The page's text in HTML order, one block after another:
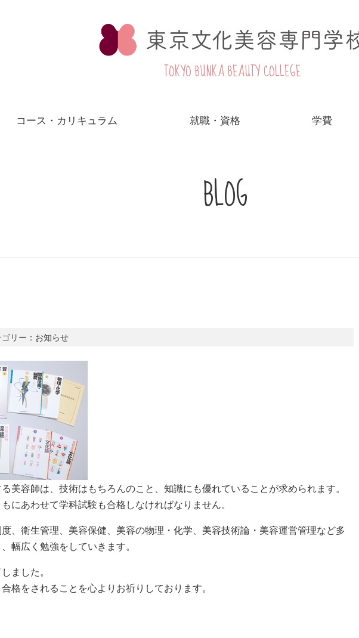
TOKYO BUNKA BEAUTY COLLEGE
コース・カリキュラム 就職・資格 学費
BLOG
リー： お知らせ
美容師は、技術はもちろんのこと、知識にも優れていることが求められます。
にあわせて学科試験も合格しなければなりません。
、衛生管理、美容保健、美容の物理・化学、美容技術論・美容運営管理など多
幅広く勉強をしていきます。
ました。
格をされることを心よりお祈りしております。